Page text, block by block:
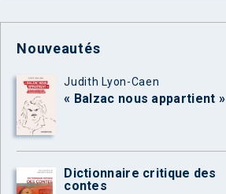
Nouveautés
Judith Lyon-Caen
« Balzac nous appartient »
Dictionnaire critique des
contes